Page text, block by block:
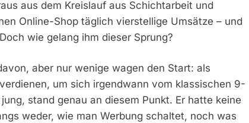
aus dem Kreislauf aus Schichtarbeit und
Online-Shop täglich vierstellige Umsätze – und
wie gelang ihm dieser Sprung?
aber nur wenige wagen den Start: als
um sich irgendwann vom klassischen 9-
stand genau an diesem Punkt. Er hatte keine
weder, wie man Werbung schaltet, noch was